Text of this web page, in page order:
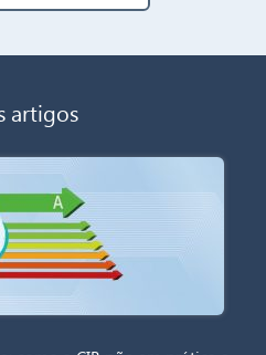
artigos